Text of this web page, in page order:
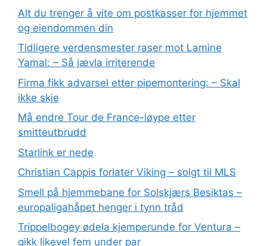
Alt du trenger å vite om postkasser for hjemmet
og eiendommen din
Tidligere verdensmester raser mot Lamine
Yamal: – Så jævla irriterende
Firma fikk advarsel etter pipemontering: – Skal
ikke skje
Må endre Tour de France-løype etter
smitteutbrudd
Starlink er nede
Christian Cappis forlater Viking – solgt til MLS
Smell på hjemmebane for Solskjærs Besiktas –
europaligahåpet henger i tynn tråd
Trippelbogey ødela kjemperunde for Ventura –
gikk likevel fem under par